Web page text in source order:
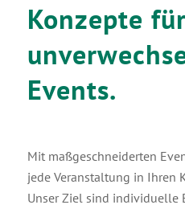
Konzepte für
Events.
Mit maßgeschneiderten
jede Veranstaltung in Ihren
Unser Ziel sind individuelle